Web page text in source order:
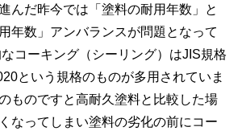
んだ昨今では「塗料の耐用年数」と
年数」アンバランスが問題となって
コーキング（シーリング）はJIS規格
という規格のものが多用されていま
ものですと高耐久塗料と比較した場
なってしまい塗料の劣化の前にコー